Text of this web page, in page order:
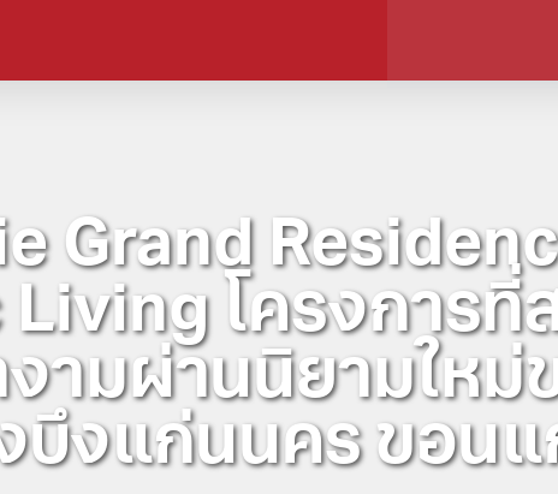
Grand
Living โครงการ
ามผ่านนิยามใหม่
บึงแก่นนคร ขอน